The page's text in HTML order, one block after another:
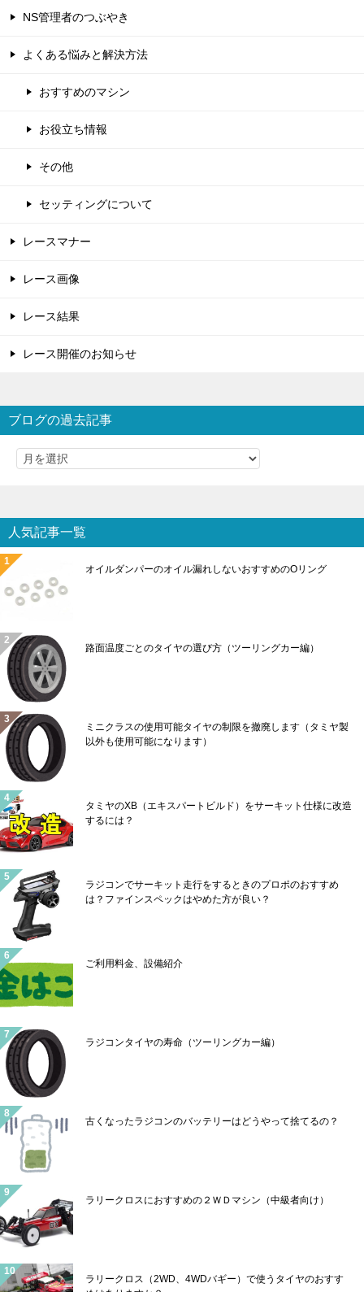
NS管理者のつぶやき
よくある悩みと解決方法
おすすめのマシン
お役立ち情報
その他
セッティングについて
レースマナー
レース画像
レース結果
レース開催のお知らせ
ブログの過去記事
人気記事一覧
オイルダンパーのオイル漏れしないおすすめのOリング
路面温度ごとのタイヤの選び方（ツーリングカー編）
ミニクラスの使用可能タイヤの制限を撤廃します（タミヤ製
以外も使用可能になります）
タミヤのXB（エキスパートビルド）をサーキット仕様に改造
するには？
ラジコンでサーキット走行をするときのプロポのおすすめ
は？ファインスペックはやめた方が良い？
ご利用料金、設備紹介
ラジコンタイヤの寿命（ツーリングカー編）
古くなったラジコンのバッテリーはどうやって捨てるの？
ラリークロスにおすすめの２ＷＤマシン（中級者向け）
ラリークロス（2WD、4WDバギー）で使うタイヤのおすす